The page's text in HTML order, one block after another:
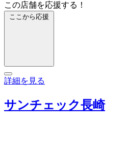
この店舗を応援する！
ここから応援
詳細を見る
サンチェック長崎